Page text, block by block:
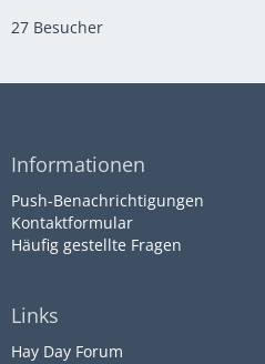
27 Besucher
Informationen
Push-Benachrichtigungen
Kontaktformular
Häufig gestellte Fragen
Links
Hay Day Forum